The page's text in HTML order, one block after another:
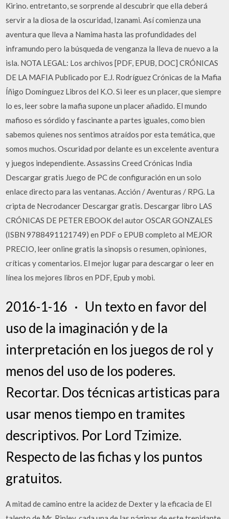
Kirino. entretanto, se sorprende al descubrir que ella deberá
servir a la diosa de la oscuridad, Izanami. Así comienza una
aventura que lleva a Namima hasta las profundidades del
inframundo pero la búsqueda de venganza la lleva de nuevo a la
isla. NOTA LEGAL: Los archivos [PDF, EPUB, DOC] CRÓNICAS
DE LA MAFIA Publicado por E.J. Rodríguez Crónicas de la Mafia
Íñigo Domínguez Libros del K.O. Si leer es un placer, que siempre
lo es, leer sobre la mafia supone un placer añadido. El mundo
mafioso es sórdido y fascinante a partes iguales, como bien
sabemos quienes nos sentimos atraídos por esta temática, que
somos muchos. Oscuridad por delante es un excelente aventura
y juegos independiente. Assassins Creed Crónicas India
Descargar gratis Juego de PC de configuración en un solo
enlace directo para las ventanas. Acción / Aventuras / RPG. La
cripta de Necrodancer Descargar gratis. Descargar libro LAS
CRÓNICAS DE PETER EBOOK del autor OSCAR GONZALES
(ISBN 9788491121749) en PDF o EPUB completo al MEJOR
PRECIO, leer online gratis la sinopsis o resumen, opiniones,
críticas y comentarios. El mejor lugar para descargar o leer en
línea los mejores libros en PDF, Epub y mobi.
2016-1-16 · Un texto en favor del
uso de la imaginación y de la
interpretación en los juegos de rol y
menos del uso de los poderes.
Recortar. Dos técnicas artisticas para
usar menos tiempo en tramites
descriptivos. Por Lord Tzimize.
Respecto de las fichas y los puntos
gratuitos.
A mitad de camino entre la acidez de Dexter y la eficacia de El